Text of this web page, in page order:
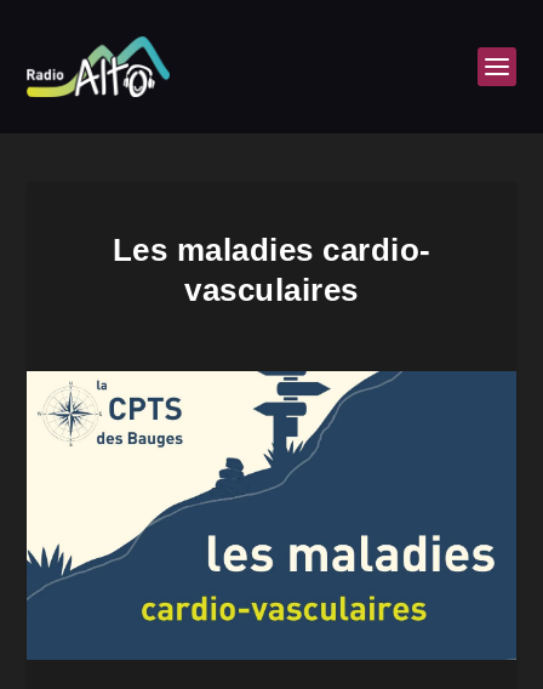
Les maladies cardio-
vasculaires